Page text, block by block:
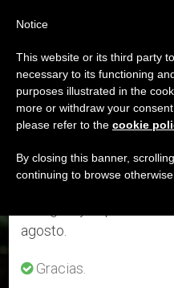
ETIQUETA
Posts
ÚLTIMAS NOTICIAS
Enviado especial para la
Aviso
Del 27 de julio al 7
anual, aprovechando
se generan menos
agosto.
Gracias.
Notice
This website or its third party
necessary to its functioning
purposes illustrated in the
more or withdraw your
please refer to the cookie
By closing this banner,
continuing to browse